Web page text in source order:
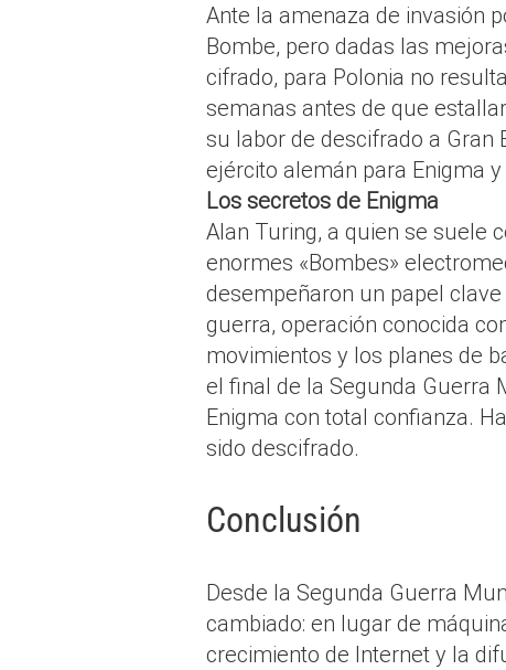
Ante la amenaza de invasión
Bombe, pero dadas las
cifrado, para Polonia no
semanas antes de que
su labor de descifrado a Gran
ejército alemán para Enigma
Los secretos de Enigma
Alan Turing, a quien se suele
enormes «Bombes»
desempeñaron un papel
guerra, operación conocida
movimientos y los planes de
el final de la Segunda Guerra
Enigma con total confianza.
sido descifrado.
Conclusión
Desde la Segunda Guerra
cambiado: en lugar de
crecimiento de Internet y la